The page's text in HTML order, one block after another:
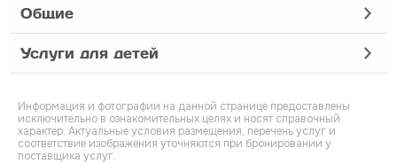
Общие
Услуги для детей
Информация и фотографии на данной странице предоставлены
исключительно в ознакомительных целях и носят справочный
характер. Актуальные условия размещения, перечень услуг и
соответствие изображения уточняются при бронировании у
поставщика услуг.